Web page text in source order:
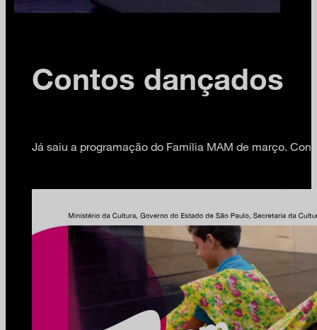
Contos dançados
Já saiu a programação do Família MAM de março.